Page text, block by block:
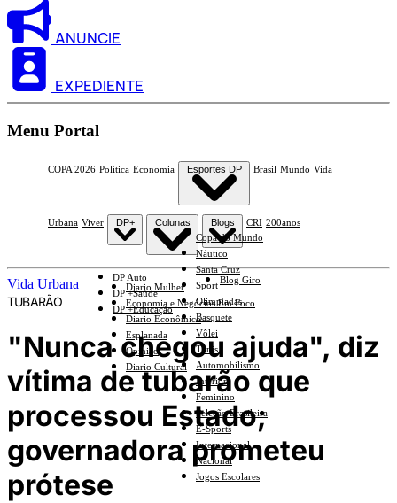
ANUNCIE
EXPEDIENTE
Menu Portal
COPA 2026 Política Economia Esportes DP
Copa do Mundo
Náutico
Santa Cruz
Sport
Olimpíadas
Basquete
Vôlei
Tênis
Automobilismo
Interior
Feminino
Seleção Brasileira
E-Sports
Internacional
Nacional
Jogos Escolares
Brasil Mundo Vida
Urbana Viver DP+
DP Auto
DP +Saúde
DP +Educação
Colunas
Diario Mulher
Economia e Negócios Em Foco
Diario Econômico
Esplanada
Opinião
Diario Cultural
Blogs
Blog Giro
CRI 200anos
Vida Urbana
TUBARÃO
"Nunca chegou ajuda", diz
vítima de tubarão que
processou Estado;
governadora prometeu
prótese